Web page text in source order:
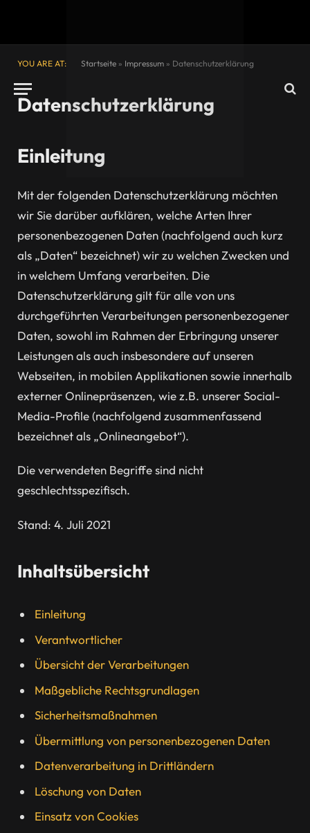
YOU ARE AT: Startseite » Impressum » Datenschutzerklärung
Datenschutzerklärung
Einleitung
Mit der folgenden Datenschutzerklärung möchten
wir Sie darüber aufklären, welche Arten Ihrer
personenbezogenen Daten (nachfolgend auch kurz
als „Daten“ bezeichnet) wir zu welchen Zwecken und
in welchem Umfang verarbeiten. Die
Datenschutzerklärung gilt für alle von uns
durchgeführten Verarbeitungen personenbezogener
Daten, sowohl im Rahmen der Erbringung unserer
Leistungen als auch insbesondere auf unseren
Webseiten, in mobilen Applikationen sowie innerhalb
externer Onlinepräsenzen, wie z.B. unserer Social-
Media-Profile (nachfolgend zusammenfassend
bezeichnet als „Onlineangebot“).
Die verwendeten Begriffe sind nicht
geschlechtsspezifisch.
Stand: 4. Juli 2021
Inhaltsübersicht
Einleitung
Verantwortlicher
Übersicht der Verarbeitungen
Maßgebliche Rechtsgrundlagen
Sicherheitsmaßnahmen
Übermittlung von personenbezogenen Daten
Datenverarbeitung in Drittländern
Löschung von Daten
Einsatz von Cookies